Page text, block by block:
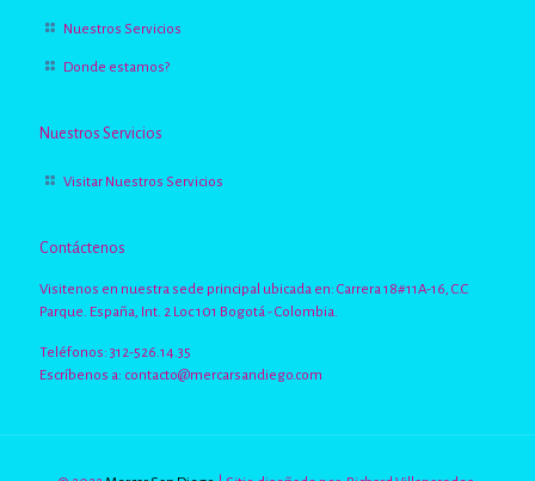
Nuestros Servicios
Donde estamos?
Nuestros Servicios
Visitar Nuestros Servicios
Contáctenos
Visitenos en nuestra sede principal ubicada en: Carrera 18#11A-16, C.C
Parque. España, Int. 2 Loc 101 Bogotá - Colombia.
Teléfonos: 312-526.14.35
Escríbenos a: contacto@mercarsandiego.com